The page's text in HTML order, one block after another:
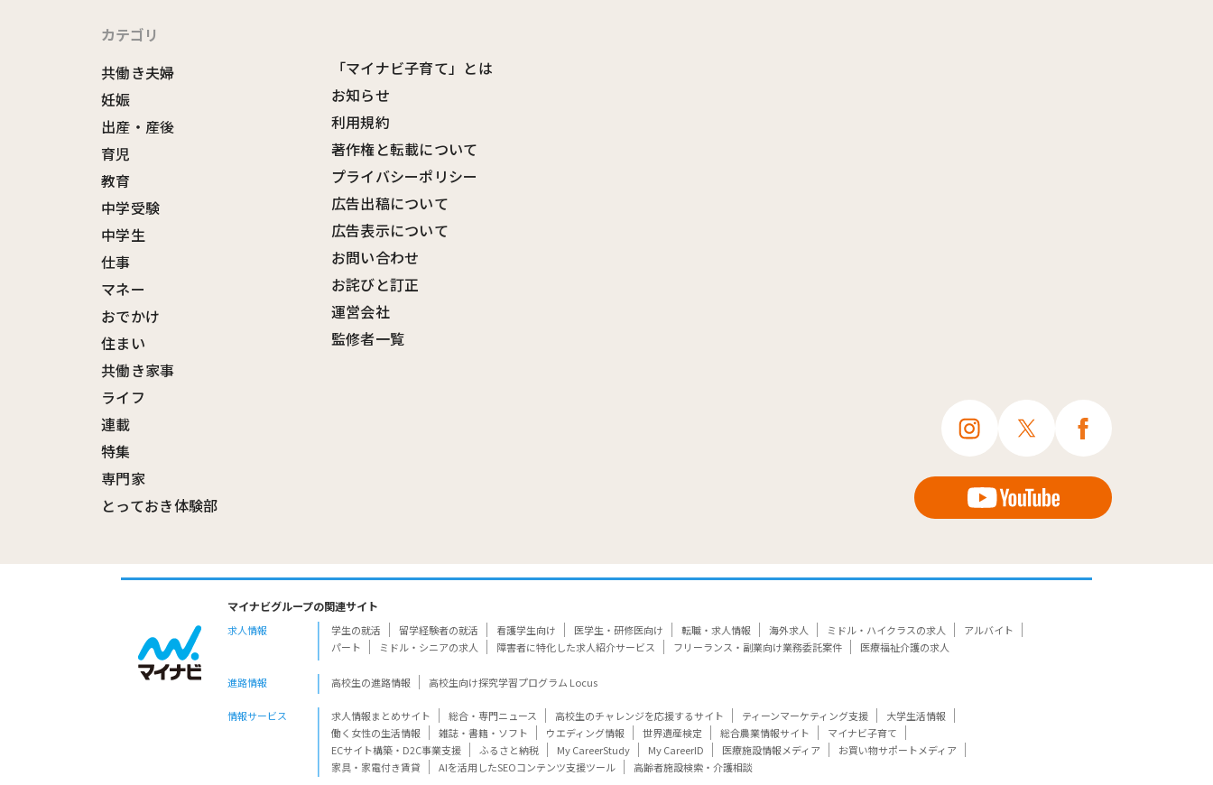
カテゴリ
共働き夫婦
妊娠
出産・産後
育児
教育
中学受験
中学生
仕事
マネー
おでかけ
住まい
共働き家事
ライフ
連載
特集
専門家
とっておき体験部
「マイナビ子育て」とは
お知らせ
利用規約
著作権と転載について
プライバシーポリシー
広告出稿について
広告表示について
お問い合わせ
お詫びと訂正
運営会社
監修者一覧
マイナビグループの関連サイト
求人情報 学生の就活 留学経験者の就活 看護学生向け 医学生・研修医向け 転職・求人情報 海外求人 ミドル・ハイクラスの求人
アルバイト
パート
ミドル・シニアの求人 障害者に特化した求人紹介サービス フリーランス・副業向け業務委託案件 医療福祉介護の求人
進路情報 高校生の進路情報 高校生向け探究学習プログラム Locus
情報サービス 求人情報まとめサイト 総合・専門ニュース 高校生のチャレンジを応援するサイト ティーンマーケティング支援
大学生活情報
働く女性の生活情報
雑誌・書籍・ソフト ウエディング情報 世界遺産検定 総合農業情報サイト
マイナビ子育て
ECサイト構築・D2C事業支援
ふるさと納税 My CareerStudy My CareerID 医療施設情報メディア
お買い物サポートメディア
家具・家電付き賃貸
AIを活用したSEOコンテンツ支援ツール 高齢者施設検索・介護相談